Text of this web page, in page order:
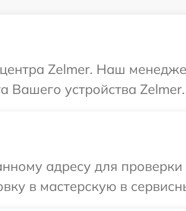
Zelmer. Наш
Вашего устройства Zelmer.
адресу для
в мастерскую в